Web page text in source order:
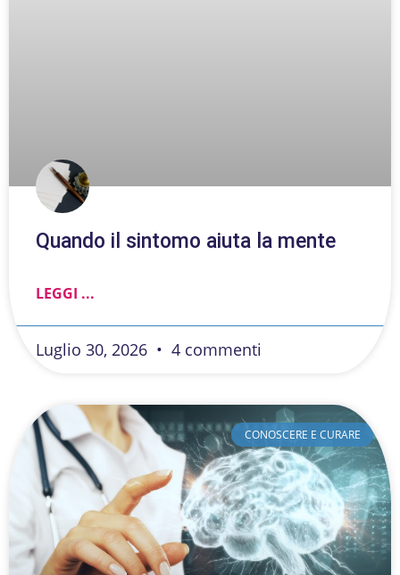
Quando il sintomo aiuta la mente
LEGGI ...
Luglio 30, 2026 4 commenti
CONOSCERE E CURARE